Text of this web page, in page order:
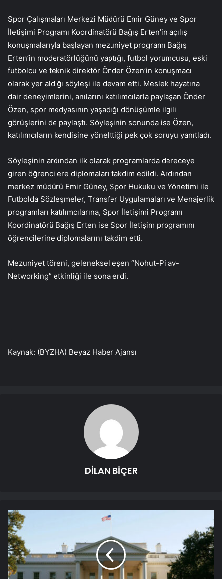
Spor Çalışmaları Merkezi Müdürü Emir Güney ve Spor
İletişimi Programı Koordinatörü Bağış Erten’in açılış
konuşmalarıyla başlayan mezuniyet programı Bağış
Erten’in moderatörlüğünü yaptığı, futbol yorumcusu, eski
futbolcu ve teknik direktör Önder Özen’in konuşmacı
olarak yer aldığı söyleşi ile devam etti. Meslek hayatına
dair deneyimlerini, anılarını katılımcılarla paylaşan Önder
Özen, spor medyasının yaşadığı dönüşümle ilgili
görüşlerini de paylaştı. Söyleşinin sonunda ise Özen,
katılımcıların kendisine yönelttiği pek çok soruyu yanıtladı.
Söyleşinin ardından ilk olarak programlarda dereceye
giren öğrencilere diplomaları takdim edildi. Ardından
merkez müdürü Emir Güney, Spor Hukuku ve Yönetimi ile
Futbolda Sözleşmeler, Transfer Uygulamaları ve Menajerlik
programları katılımcılarına, Spor İletişimi Programı
Koordinatörü Bağış Erten ise Spor İletişim programını
öğrencilerine diplomalarını takdim etti.
Mezuniyet töreni, gelenekselleşen “Nohut-Pilav-
Networking” etkinliği ile sona erdi.
Kaynak: (BYZHA) Beyaz Haber Ajansı
DİLAN BİÇER